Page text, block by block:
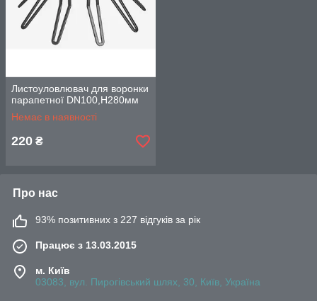
Листоуловлювач для воронки
парапетної DN100,Н280мм
Немає в наявності
220 ₴
Про нас
93% позитивних з 227 відгуків за рік
Працює з 13.03.2015
м. Київ
03083, вул. Пирогівський шлях, 30, Київ, Україна